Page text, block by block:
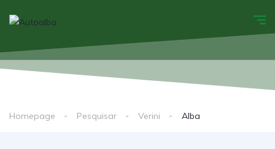
Homepage Pesquisar Verini Alba